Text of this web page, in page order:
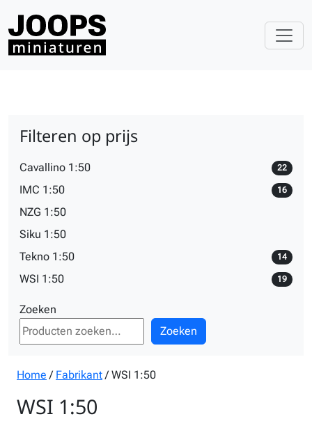
Filteren op prijs
Cavallino 1:50 22
IMC 1:50 16
NZG 1:50
Siku 1:50
Tekno 1:50
14
WSI 1:50 19
Zoeken
Zoeken
Home / Fabrikant/ WSI 1:50
WSI 1:50